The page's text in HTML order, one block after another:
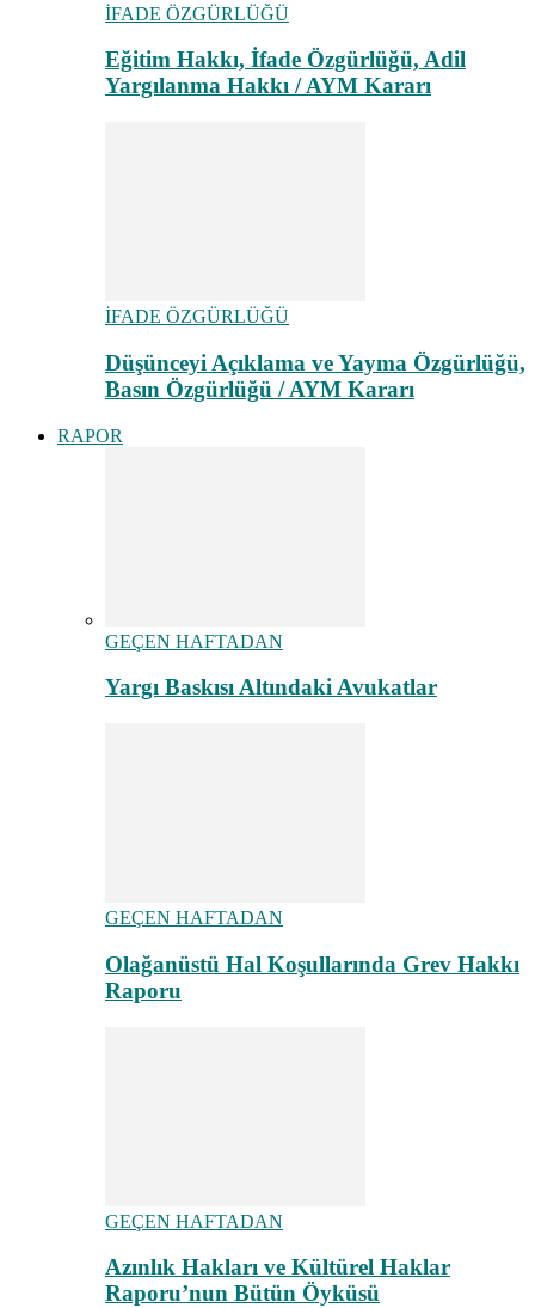
İFADE ÖZGÜRLÜĞÜ
Eğitim Hakkı, İfade Özgürlüğü, Adil
Yargılanma Hakkı / AYM Kararı
İFADE ÖZGÜRLÜĞÜ
Düşünceyi Açıklama ve Yayma Özgürlüğü,
Basın Özgürlüğü / AYM Kararı
RAPOR
GEÇEN HAFTADAN
Yargı Baskısı Altındaki Avukatlar
GEÇEN HAFTADAN
Olağanüstü Hal Koşullarında Grev Hakkı
Raporu
GEÇEN HAFTADAN
Azınlık Hakları ve Kültürel Haklar
Raporu’nun Bütün Öyküsü